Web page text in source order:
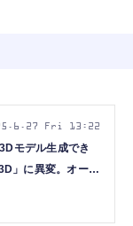
モデル生成でき
」に異変。オープ
Fri 13:22